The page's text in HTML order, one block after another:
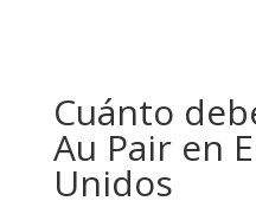
Cuánto
Au Pair en
Unidos